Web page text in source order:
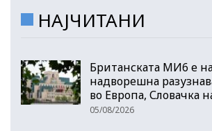
НАЈЧИТАНИ
Британската МИ6 е
надворешна
во Европа, Словачка
05/08/2026